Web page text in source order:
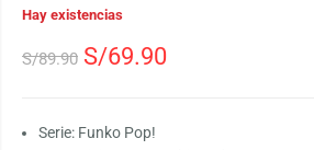
Hay existencias
S/89.90 S/69.90
Serie: Funko Pop!